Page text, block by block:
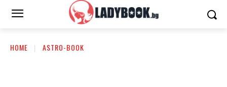
HOME ASTRO-BOOK